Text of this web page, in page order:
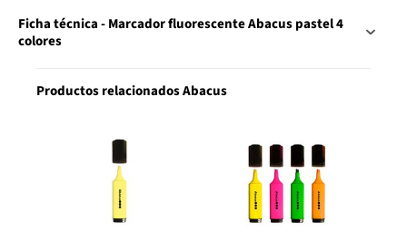
Ficha técnica - Marcador fluorescente Abacus pastel 4
colores
Productos relacionados Abacus